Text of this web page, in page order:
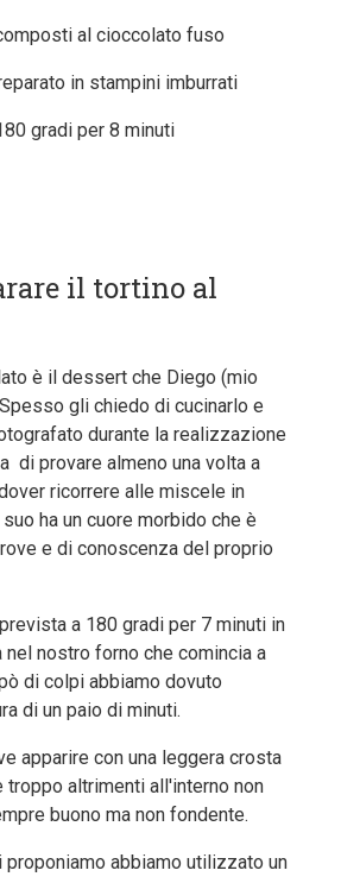
al cioccolato fuso
in stampini imburrati
gradi per 8 minuti
il tortino al
è il dessert che Diego (mio
gli chiedo di cucinarlo e
durante la realizzazione
di provare almeno una volta a
ricorrere alle miscele in
ha un cuore morbido che è
e di conoscenza del proprio
a 180 gradi per 7 minuti in
nostro forno che comincia a
di colpi abbiamo dovuto
di un paio di minuti.
apparire con una leggera crosta
troppo altrimenti all'interno non
buono ma non fondente.
proponiamo abbiamo utilizzato un